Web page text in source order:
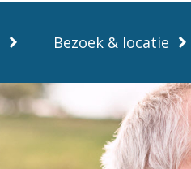
Bezoek & locatie